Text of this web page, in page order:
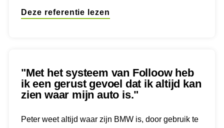
Deze referentie lezen
"Met het systeem van Folloow heb
ik een gerust gevoel dat ik altijd kan
zien waar mijn auto is."
Peter weet altijd waar zijn BMW is, door gebruik te